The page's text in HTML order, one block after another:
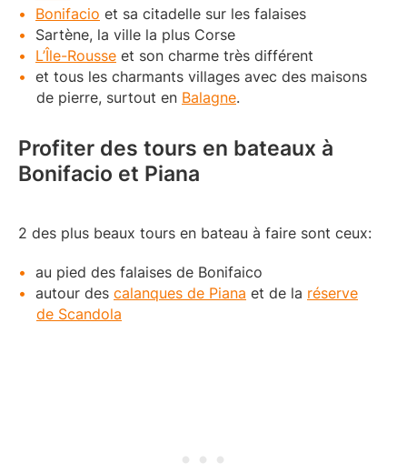
Bonifacio et sa citadelle sur les falaises
Sartène, la ville la plus Corse
L’Île-Rousse et son charme très différent
et tous les charmants villages avec des maisons
de pierre, surtout en Balagne.
Profiter des tours en bateaux à
Bonifacio et Piana
2 des plus beaux tours en bateau à faire sont ceux:
au pied des falaises de Bonifaico
autour des calanques de Piana et de la réserve
de Scandola